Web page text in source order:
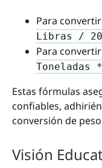
Para
Libras /
Para
Toneladas
Estas fórmulas
confiables,
conversión de
Visión